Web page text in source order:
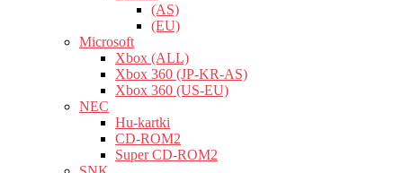
(AS)
(EU)
Microsoft
Xbox (ALL)
Xbox 360 (JP-KR-AS)
Xbox 360 (US-EU)
NEC
Hu-kartki
CD-ROM2
Super CD-ROM2